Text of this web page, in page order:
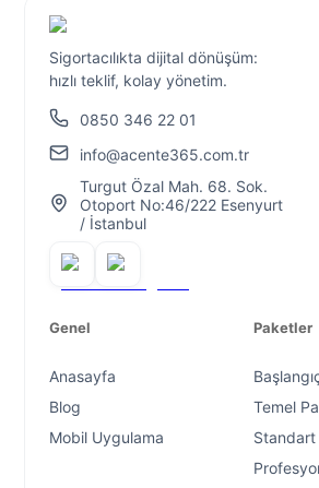
Sigortacılıkta dijital dönüşüm:
hızlı teklif, kolay yönetim.
0850 346 22 01
info@acente365.com.tr
Turgut Özal Mah. 68. Sok.
Otoport No:46/222 Esenyurt
/ İstanbul
Genel
Anasayfa
Blog
Mobil Uygulama
Paketler
Temel